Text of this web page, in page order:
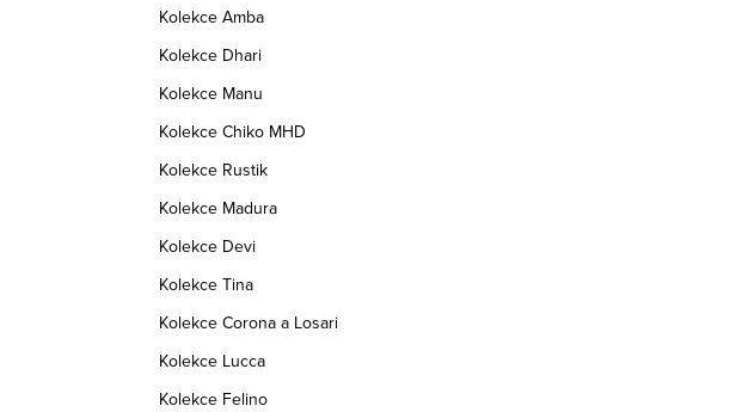
Kolekce Amba
Kolekce Dhari
Kolekce Manu
Kolekce Chiko MHD
Kolekce Rustik
Kolekce Madura
Kolekce Devi
Kolekce Tina
Kolekce Corona a Losari
Kolekce Lucca
Kolekce Felino